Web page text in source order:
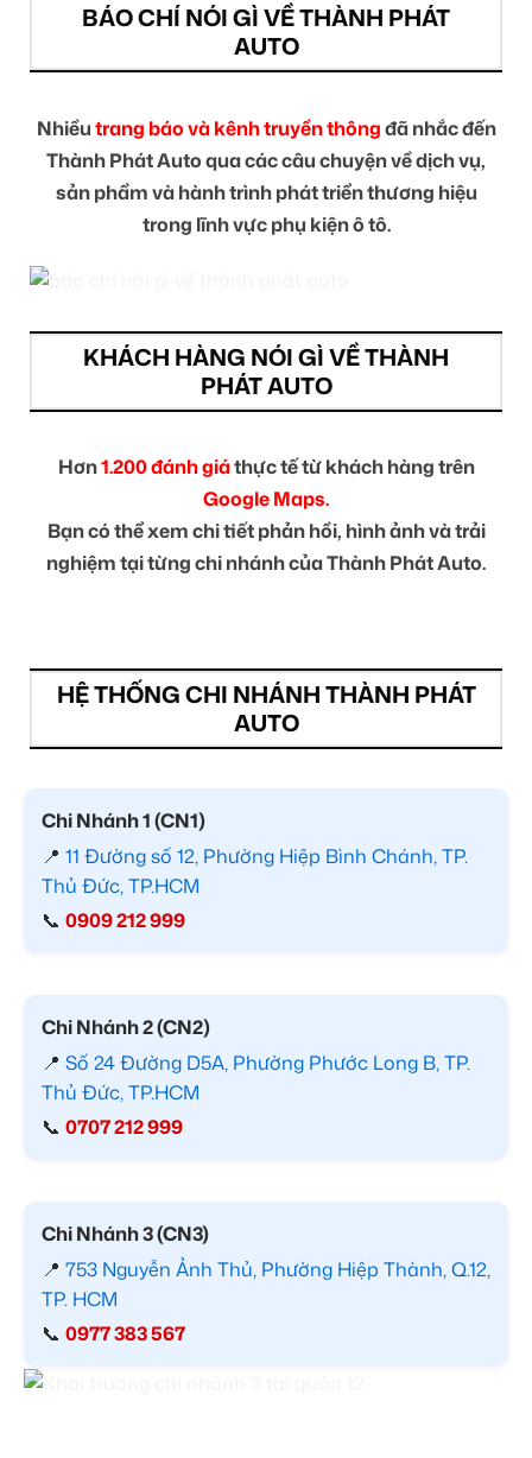
BÁO CHÍ NÓI GÌ VỀ THÀNH PHÁT
AUTO
Nhiềutrang báo và kênh truyền thôngđã nhắc đến
Thành Phát Auto qua các câu chuyện về dịch vụ,
sản phẩm và hành trình phát triển thương hiệu
trong lĩnh vực phụ kiện ô tô.
KHÁCH HÀNG NÓI GÌ VỀ THÀNH
PHÁT AUTO
Hơn1.200 đánh giáthực tế từ khách hàng trên
Google Maps.
Bạn có thể xem chi tiết phản hồi, hình ảnh và trải
nghiệm tại từng chi nhánh của Thành Phát Auto.
HỆ THỐNG CHI NHÁNH THÀNH PHÁT
AUTO
Chi Nhánh 1 (CN1)
📍 11 Đường số 12, Phường Hiệp Bình Chánh, TP.
Thủ Đức, TP.HCM
📞 0909 212 999
Chi Nhánh 2 (CN2)
📍 Số 24 Đường D5A, Phường Phước Long B, TP.
Thủ Đức, TP.HCM
📞 0707 212 999
Chi Nhánh 3 (CN3)
📍 753 Nguyễn Ảnh Thủ, Phường Hiệp Thành, Q.12,
TP. HCM
📞 0977 383 567